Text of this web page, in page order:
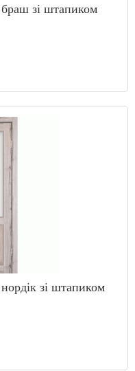
зі штапиком
зі штапиком